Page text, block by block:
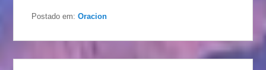
Postado em: Oracion